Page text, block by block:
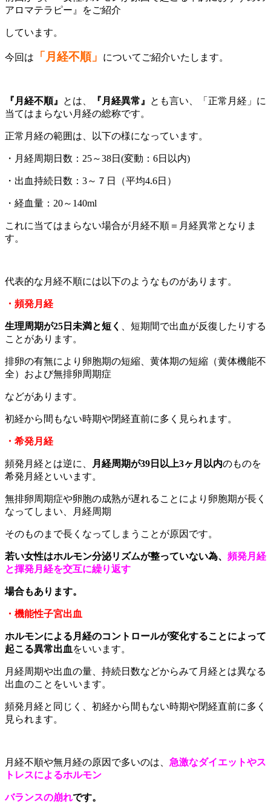
アロマテラピー』をご紹介
しています。
今回は 「月経不順」 についてご紹介いたします。
『月経不順』 とは、 『月経異常』
とも言い、「正常月経」に
当てはまらない月経の総称です。
正常月経の範囲は、以下の様になっています。
・月経周期日数：25～38日(変動：6日以内)
・出血持続日数：3～７日（平均4.6日）
・経血量：20～140ml
これに当てはまらない場合が月経不順＝月経異常となりま
す。
代表的な月経不順には以下のようなものがあります。
・頻発月経
生理周期が25日未満と短く
、短期間で出血が反復したりする
ことがあります。
排卵の有無により卵胞期の短縮、黄体期の短縮（黄体機能不
全）および無排卵周期症
などがあります。
初経から間もない時期や閉経直前に多く見られます。
・希発月経
頻発月経とは逆に、 月経周期が39日以上3ヶ月以内のものを
希発月経といいます。
無排卵周期症や卵胞の成熟が遅れることにより卵胞期が長く
なってしまい、月経周期
そのものまで長くなってしまうことが原因です。
若い女性はホルモン分泌リズムが整っていない為、 頻発月経
と揮発月経を交互に繰り返す
場合もあります。
・機能性子宮出血
ホルモンによる月経のコントロールが変化することによって
起こる異常出血 をいいます。
月経周期や出血の量、持続日数などからみて月経とは異なる
出血のことをいいます。
頻発月経と同じく、初経から間もない時期や閉経直前に多く
見られます。
月経不順や無月経の原因で多いのは、 急激なダイエットやス
トレスによるホルモン
バランスの崩れです。